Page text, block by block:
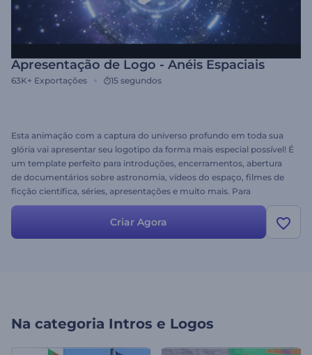
Apresentação de Logo - Anéis Espaciais
63K+ Exportações 15 segundos
Esta animação com a captura do universo profundo em toda sua
glória vai apresentar seu logotipo da forma mais especial possível! É
um template perfeito para introduções, encerramentos, abertura
de documentários sobre astronomia, vídeos do espaço, filmes de
ficção científica, séries, apresentações e muito mais. Para
personalizá-lo basta carregar seu logotipo, alterar o texto, adicionar
sua faixa de música e seu projeto incrível estará pronto.
Experimente grátis!
Criar Agora
Na categoria Intros e Logos